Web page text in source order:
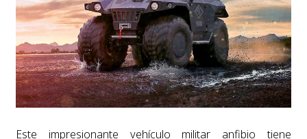
Este impresionante vehículo militar anfibio tiene